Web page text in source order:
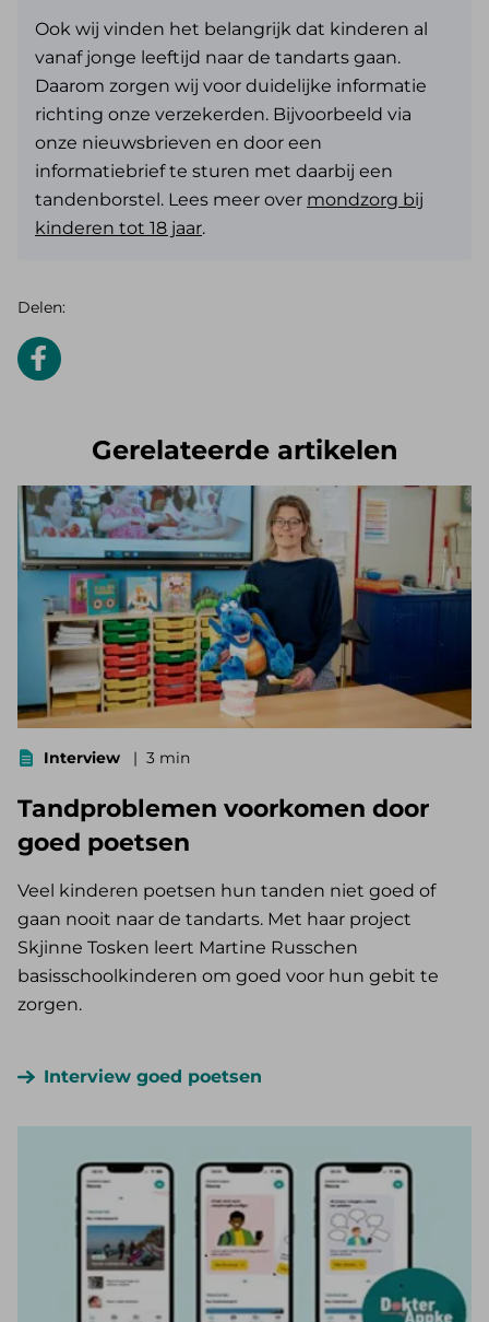
Ook wij vinden het belangrijk dat kinderen al
vanaf jonge leeftijd naar de tandarts gaan.
Daarom zorgen wij voor duidelijke informatie
richting onze verzekerden. Bijvoorbeeld via
onze nieuwsbrieven en door een
informatiebrief te sturen met daarbij een
tandenborstel. Lees meer over mondzorg bij
kinderen tot 18 jaar.
Delen:
Gerelateerde artikelen
Interview 3 min
Tandproblemen voorkomen door
goed poetsen
Veel kinderen poetsen hun tanden niet goed of
gaan nooit naar de tandarts. Met haar project
Skjinne Tosken leert Martine Russchen
basisschoolkinderen om goed voor hun gebit te
zorgen.
Interview goed poetsen